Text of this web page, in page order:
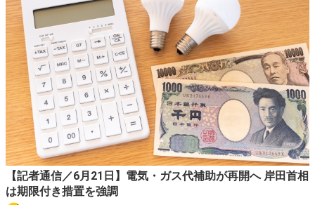
【記者通信／6月21日】電気・ガス代補助が再開へ 岸田首相
は期限付き措置を強調